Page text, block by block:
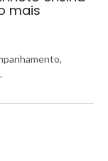
mais